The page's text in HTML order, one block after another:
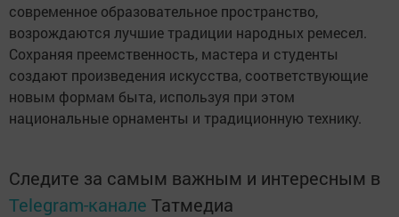
современное образовательное пространство,
возрождаются лучшие традиции народных ремесел.
Сохраняя преемственность, мастера и студенты
создают произведения искусства, соответствующие
новым формам быта, используя при этом
национальные орнаменты и традиционную технику.
Следите за самым важным и интересным в
Telegram-канале Татмедиа